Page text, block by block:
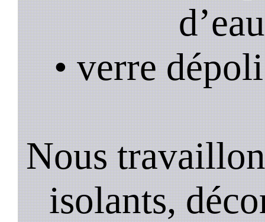
• verre
Nous
isolants,